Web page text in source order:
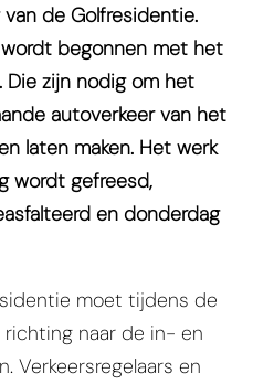
de Golfresidentie.
begonnen met het
Die zijn nodig om het
autoverkeer van het
laten maken. Het werk
wordt gefreesd,
en donderdag
moet tijdens de
richting naar de in- en
Verkeersregelaars en